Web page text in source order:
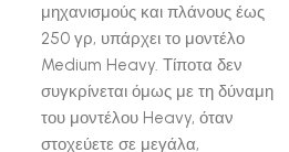
μηχανισμούς και πλάνους έως
250 γρ, υπάρχει το μοντέλο
Medium Heavy. Τίποτα δεν
συγκρίνεται όμως με τη δύναμη
του μοντέλου Heavy, όταν
στοχεύετε σε μεγάλα,